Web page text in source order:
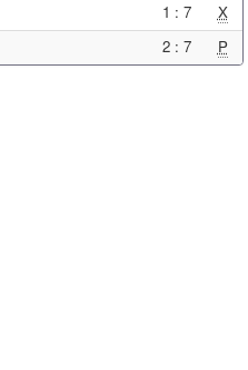
1 : 7
X
2 : 7 P